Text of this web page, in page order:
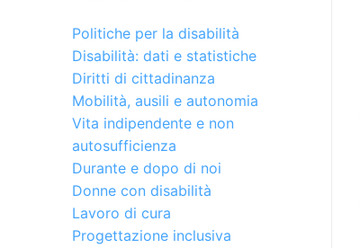
Politiche per la disabilità
Disabilità: dati e statistiche
Diritti di cittadinanza
Mobilità, ausili e autonomia
Vita indipendente e non
autosufficienza
Durante e dopo di noi
Donne con disabilità
Lavoro di cura
Progettazione inclusiva